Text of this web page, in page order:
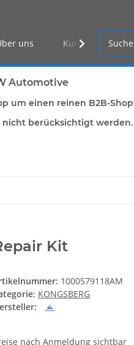
uns Kunden Log-in
Automotive
um einen reinen B2B-
berücksichtigt werden.
Kit
1000579118AM
KONGSBERG
nach Anmeldung sichtbar